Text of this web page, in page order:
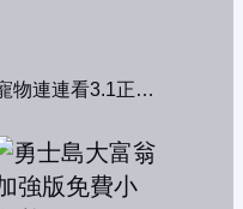
寵物連連看3.1正式版